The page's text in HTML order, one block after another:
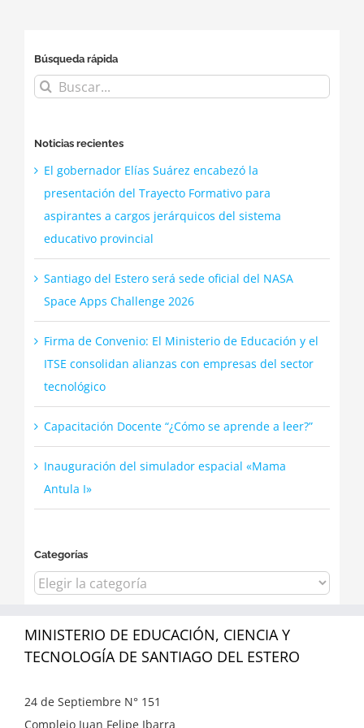
Búsqueda rápida
Buscar:
Noticias recientes
El gobernador Elías Suárez encabezó la
presentación del Trayecto Formativo para
aspirantes a cargos jerárquicos del sistema
educativo provincial
Santiago del Estero será sede oficial del NASA
Space Apps Challenge 2026
Firma de Convenio: El Ministerio de Educación y el
ITSE consolidan alianzas con empresas del sector
tecnológico
Capacitación Docente “¿Cómo se aprende a leer?”
Inauguración del simulador espacial «Mama
Antula I»
Categorías
Categorías
MINISTERIO DE EDUCACIÓN, CIENCIA Y
TECNOLOGÍA DE SANTIAGO DEL ESTERO
24 de Septiembre N° 151
Complejo Juan Felipe Ibarra